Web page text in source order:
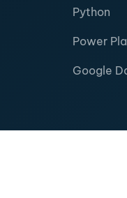
Python
Power
Google